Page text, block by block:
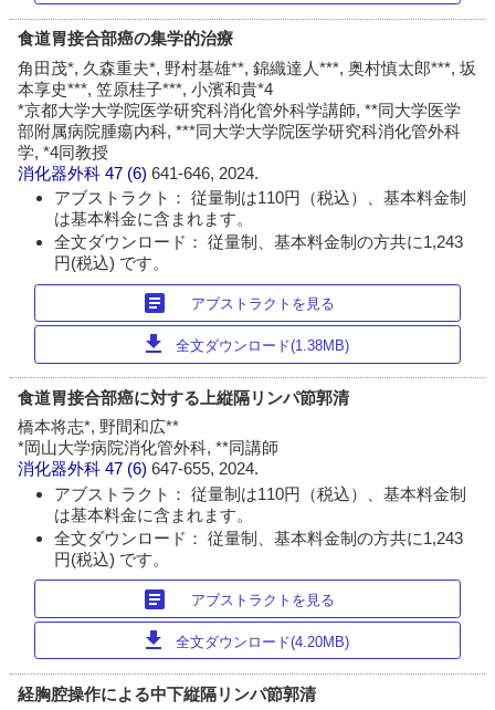
食道胃接合部癌の集学的治療
角田茂*, 久森重夫*, 野村基雄**, 錦織達人***, 奥村慎太郎***, 坂
本享史***, 笠原桂子***, 小濱和貴*4
*京都大学大学院医学研究科消化管外科学講師, **同大学医学
部附属病院腫瘍内科, ***同大学大学院医学研究科消化管外科
学, *4同教授
消化器外科 47 (6)641-646, 2024.
アブストラクト： 従量制は110円（税込）、基本料金制
は基本料金に含まれます。
全文ダウンロード： 従量制、基本料金制の方共に1,243
円(税込) です。
article アブストラクトを見る
download 全文ダウンロード(1.38MB)
食道胃接合部癌に対する上縦隔リンパ節郭清
橋本将志*, 野間和広**
*岡山大学病院消化管外科, **同講師
消化器外科 47 (6)647-655, 2024.
アブストラクト： 従量制は110円（税込）、基本料金制
は基本料金に含まれます。
全文ダウンロード： 従量制、基本料金制の方共に1,243
円(税込) です。
article アブストラクトを見る
download 全文ダウンロード(4.20MB)
経胸腔操作による中下縦隔リンパ節郭清